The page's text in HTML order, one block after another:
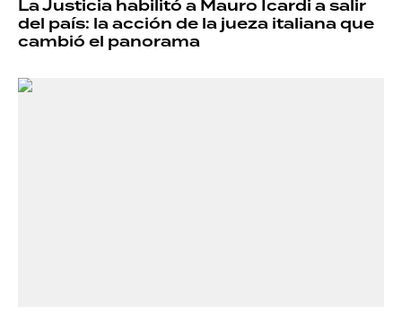
La Justicia habilitó a Mauro Icardi a salir
del país: la acción de la jueza italiana que
cambió el panorama